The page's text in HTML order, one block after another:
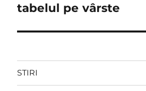
tabelul pe vârste
STIRI